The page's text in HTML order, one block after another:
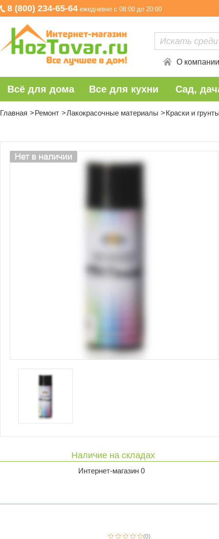
8 (800) 234-65-64 ежедневно с 08:00 до 20:00
О компании
Всё для дома Все для кухни Сад,
Главная Ремонт Лакокрасочные материалы Краски и
Наличие на складах
Интернет-магазин 0
(0)